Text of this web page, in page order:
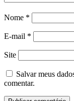
Nome *
E-mail *
Site
Salvar meus
comentar.